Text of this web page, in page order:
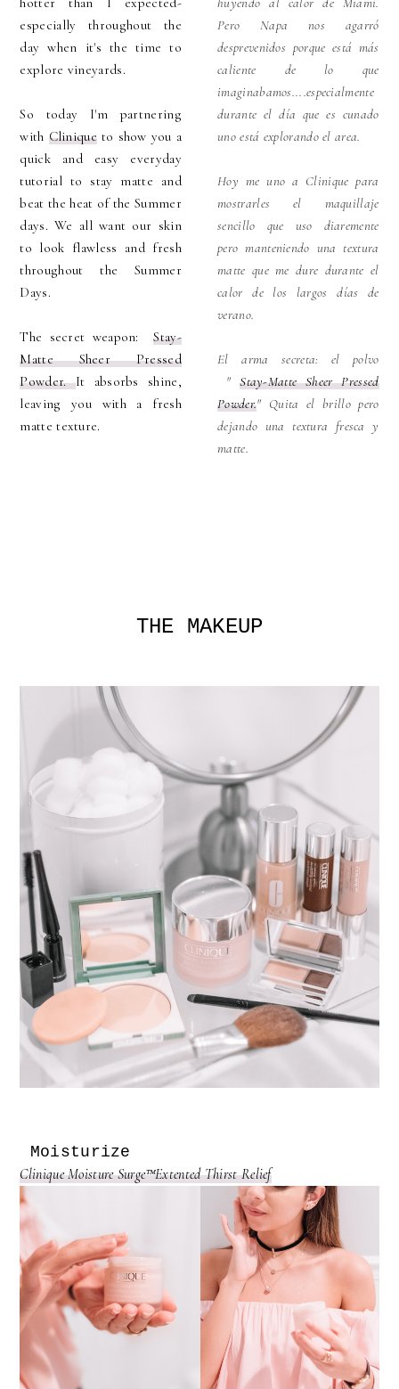
especially throughout the
day when it's the time to
explore vineyards.
So today I'm partnering
with Cliniqueto show you a
quick and easy everyday
tutorial to stay matte and
beat the heat of the Summer
days. We all want our skin
to look flawless and fresh
throughout the Summer
Days.
The secret weapon:Stay-
Matte Sheer Pressed
Powder.It absorbs shine,
leaving you with a fresh
matte texture.
Pero Napa nos agarró
desprevenidos porque está más
caliente de lo que
imaginabamos....especialmente
durante el día que es cunado
uno está explorando el area.
Hoy me uno a Clinique para
mostrarles el maquillaje
sencillo que uso diaremente
pero manteniendo una textura
matte que me dure durante el
calor de los largos días de
verano.
El arma secreta: el polvo
"Stay-Matte Sheer Pressed
Powder." Quita el brillo pero
dejando una textura fresca y
matte.
THE MAKEUP
Moisturize
Clinique Moisture Surge™Extented Thirst Relief